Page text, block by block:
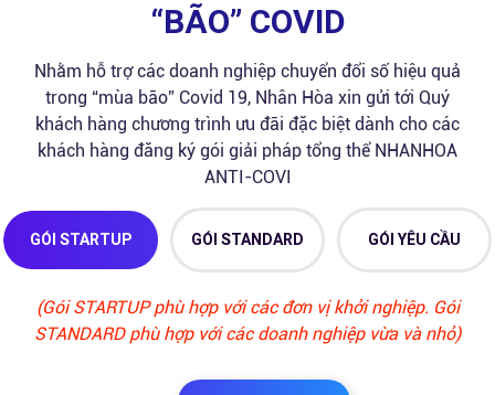
“BÃO” COVID
Nhằm hỗ trợ các doanh nghiệp chuyển đổi số hiệu quả
trong “mùa bão” Covid 19, Nhân Hòa xin gửi tới Quý
khách hàng chương trình ưu đãi đặc biệt dành cho các
khách hàng đăng ký gói giải pháp tổng thể NHANHOA
ANTI-COVI
GÓI STARTUP GÓI STANDARD GÓI YÊU CẦU
(Gói STARTUP phù hợp với các đơn vị khởi nghiệp. Gói
STANDARD phù hợp với các doanh nghiệp vừa và nhỏ)